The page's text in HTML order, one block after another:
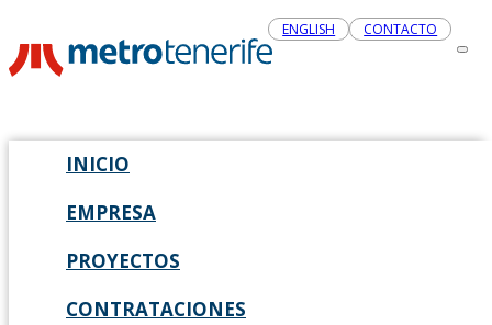
ENGLISH CONTACTO
INICIO
EMPRESA
PROYECTOS
CONTRATACIONES